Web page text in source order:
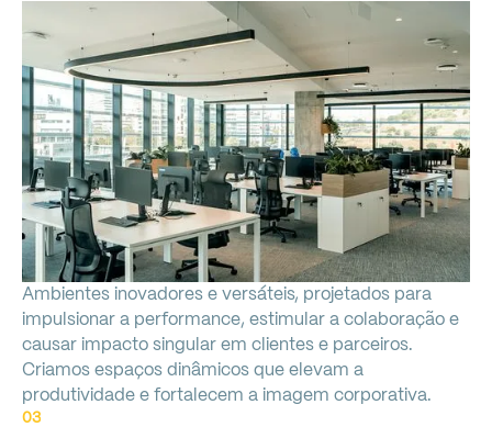
Ambientes inovadores e versáteis, projetados para
impulsionar a performance, estimular a colaboração e
causar impacto singular em clientes e parceiros.
Criamos espaços dinâmicos que elevam a
produtividade e fortalecem a imagem corporativa.
03